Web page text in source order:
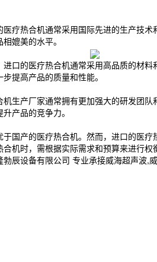
热合机通常采用国际先进的生产技
媲美的水平。
的医疗热合机通常采用高品质的材
提高产品的质量和性能。
产厂家通常拥有更加强大的研发团
产品的竞争力。
产的医疗热合机。然而，进口的医
时，需根据实际需求和预算来进行权
辰设备有限公司 专业承接威海超声波,